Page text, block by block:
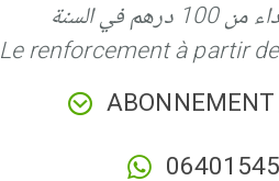
في السنة
Le renforcement à partir
ABONNEMENT